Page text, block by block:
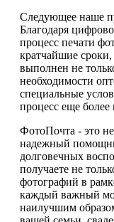
Следующее наше
Благодаря
процесс печати
кратчайшие сроки,
выполнен не
необходимости
специальные
процесс еще
ФотоПочта - это
надежный
долговечных
получаете не
фотографий в
каждый важный
наилучшим